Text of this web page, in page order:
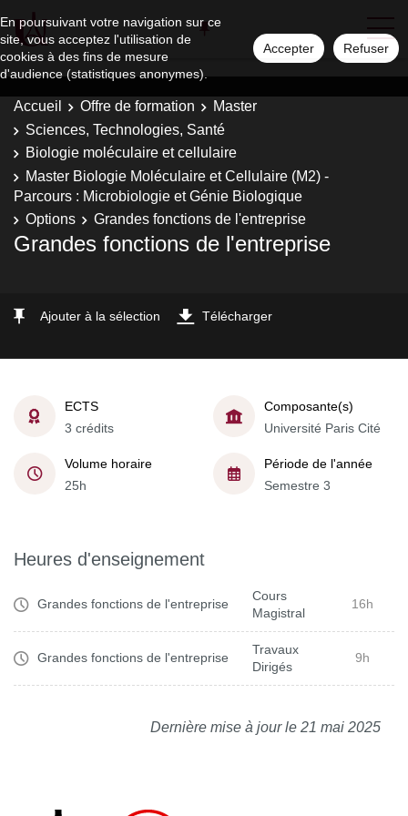
En poursuivant votre navigation sur ce
site, vous acceptez l'utilisation de
cookies à des fins de mesure
d'audience (statistiques anonymes).
Accepter Refuser
Accueil Offre de formation
Master
Sciences, Technologies, Santé
Biologie moléculaire et cellulaire
Master Biologie Moléculaire et Cellulaire (M2) -
Parcours : Microbiologie et Génie Biologique
Options
Grandes fonctions de l'entreprise
Grandes fonctions de l'entreprise
Ajouter à la sélection Télécharger
ECTS
3 crédits
Composante(s)
Université Paris Cité
Volume horaire
25h
Période de l'année
Semestre 3
Heures d'enseignement
Grandes fonctions de l'entreprise
Cours
Magistral
16h
Grandes fonctions de l'entreprise
Travaux
Dirigés
9h
Dernière mise à jour le 21 mai 2025